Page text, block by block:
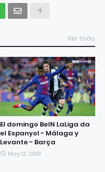
Ver todo
El domingo BeIN LaLiga da
el Espanyol - Málaga y
Levante - Barça
May 12, 2018